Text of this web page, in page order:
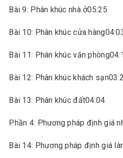
Bài 9: Phân khúc nhà ở05:25
Bài 10: Phân khúc cửa
Bài 11: Phân khúc văn
Bài 12: Phân khúc khách
Bài 13: Phân khúc đất04:04
Phần 4: Phương pháp định giá
Bài 14: Phương pháp định giá